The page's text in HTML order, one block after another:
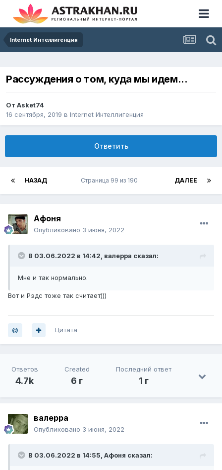
Internet Интеллигенция
Рассуждения о том, куда мы идем...
От Asket74
16 сентября, 2019 в Internet Интеллигенция
Ответить
НАЗАД ДАЛЕЕ
Страница 99 из 190
Афоня
Опубликовано 3 июня, 2022
В 03.06.2022 в 14:42, валерра сказал:
Мне и так нормально.
Вот и Рэдс тоже так считает)))
Цитата
Ответов
4.7k
Created
6 г
Последний ответ
1 г
валерра
Опубликовано 3 июня, 2022
В 03.06.2022 в 14:55, Афоня сказал: